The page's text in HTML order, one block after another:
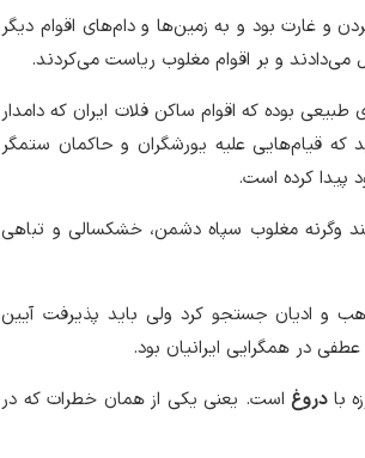
و غارت بود و به زمین‌ها و دام‌های اقوام دیگر
و بر اقوام مغلوب ریاست می‌کردند.
بوده که اقوام ساکن فلات ایران که دامدار
که قیام‌هایی علیه یورشگران و حاکمان ستمگر
پیدا کرده است.
وگرنه مغلوب سپاه دشمن، خشکسالی و تباهی
و ادیان جستجو کرد ولی باید پذیرفت آیین
در همگرایی ایرانیان بود.
بادروغاست. یعنی یکی از همان خطرات که در